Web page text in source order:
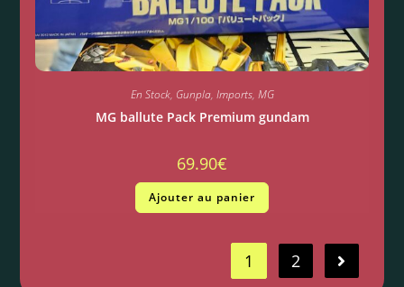
En Stock, Gunpla, Imports, MG
MG ballute Pack Premium gundam
69.90€
Ajouter au panier
1 2